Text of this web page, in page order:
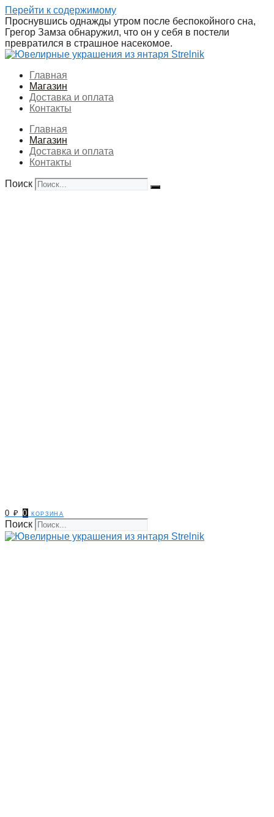
Перейти к содержимому
Проснувшись однажды утром после беспокойного сна,
Грегор Замза обнаружил, что он у себя в постели
превратился в страшное насекомое.
Главная
Магазин
Доставка и оплата
Контакты
Главная
Магазин
Доставка и оплата
Контакты
Поиск
0₽ 0 корзина
Поиск